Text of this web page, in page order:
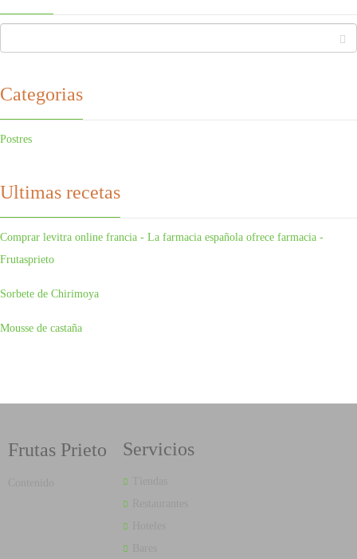
Categorias
Postres
Ultimas recetas
Comprar levitra online francia - La farmacia española ofrece farmacia -
Frutasprieto
Sorbete de Chirimoya
Mousse de castaña
Frutas Prieto Servicios